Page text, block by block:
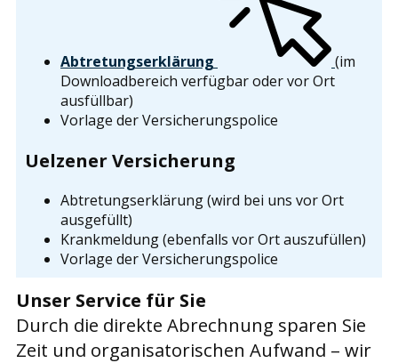
Abtretungserklärung
(im
Downloadbereich verfügbar oder vor Ort
ausfüllbar)
Vorlage der Versicherungspolice
Uelzener Versicherung
Abtretungserklärung (wird bei uns vor Ort
ausgefüllt)
Krankmeldung (ebenfalls vor Ort auszufüllen)
Vorlage der Versicherungspolice
Unser Service für Sie
Durch die direkte Abrechnung sparen Sie
Zeit und organisatorischen Aufwand – wir